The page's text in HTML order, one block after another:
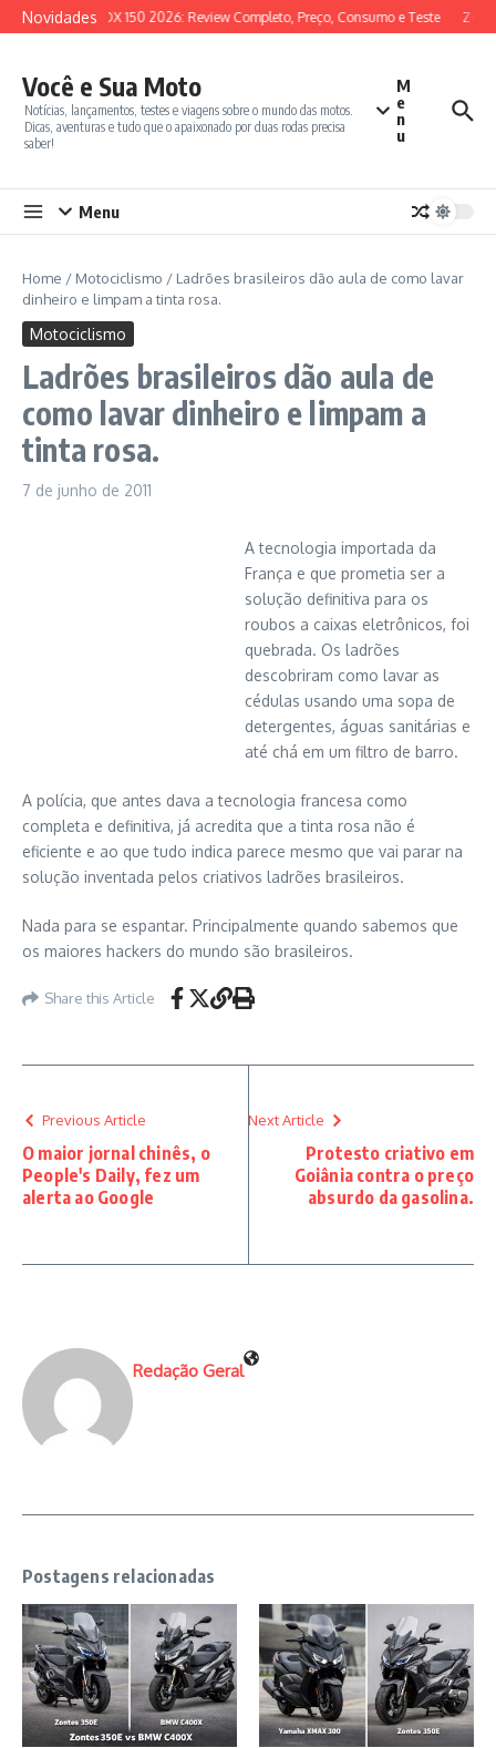
Ir para o conteúdo
NovidadesSYM ADX 150 2026: Review Completo, Preço, Consumo e Teste
Você e Sua Moto
Notícias, lançamentos, testes e viagens sobre o mundo das motos.
Dicas, aventuras e tudo que o apaixonado por duas rodas precisa
saber!
M
e
n
u
Menu
Home / Motociclismo / Ladrões brasileiros dão aula de como lavar
dinheiro e limpam a tinta rosa.
Motociclismo
Ladrões brasileiros dão aula de
como lavar dinheiro e limpam a
tinta rosa.
7 de junho de 2011
A tecnologia importada da
França e que prometia ser a
solução definitiva para os
roubos a caixas eletrônicos, foi
quebrada. Os ladrões
descobriram como lavar as
cédulas usando uma sopa de
detergentes, águas sanitárias e
até chá em um filtro de barro.
A polícia, que antes dava a tecnologia francesa como
completa e definitiva, já acredita que a tinta rosa não é
eficiente e ao que tudo indica parece mesmo que vai parar na
solução inventada pelos criativos ladrões brasileiros.
Nada para se espantar. Principalmente quando sabemos que
os maiores hackers do mundo são brasileiros.
Share this Article
Previous Article
O maior jornal chinês, o
People's Daily, fez um
alerta ao Google
Next Article
Protesto criativo em
Goiânia contra o preço
absurdo da gasolina.
Redação Geral
Postagens relacionadas